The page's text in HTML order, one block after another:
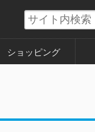
ショッピング